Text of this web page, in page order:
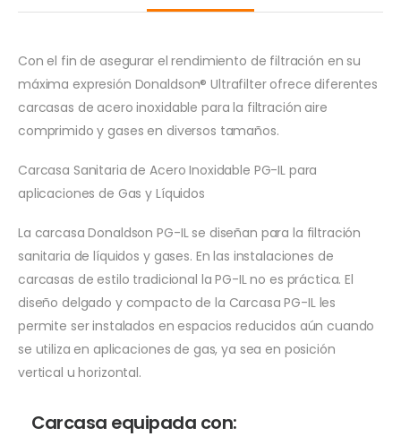
Con el fin de asegurar el rendimiento de filtración en su
máxima expresión Donaldson® Ultrafilter ofrece diferentes
carcasas de acero inoxidable para la filtración aire
comprimido y gases en diversos tamaños.
Carcasa Sanitaria de Acero Inoxidable PG-IL para
aplicaciones de Gas y Líquidos
La carcasa Donaldson PG-IL se diseñan para la filtración
sanitaria de líquidos y gases. En las instalaciones de
carcasas de estilo tradicional la PG-IL no es práctica. El
diseño delgado y compacto de la Carcasa PG-IL les
permite ser instalados en espacios reducidos aún cuando
se utiliza en aplicaciones de gas, ya sea en posición
vertical u horizontal.
Carcasa equipada con: